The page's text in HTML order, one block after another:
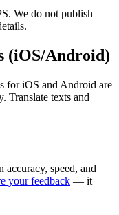
We do not publish
(iOS/Android)
for iOS and Android are
Translate texts and
accuracy, speed, and
your feedback — it